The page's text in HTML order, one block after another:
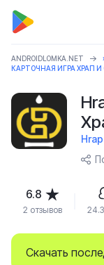
ANDROIDLOMKA.NET
КАРТОЧНАЯ ИГРА ХРАП И
Скачать
6.8
2 отзывов